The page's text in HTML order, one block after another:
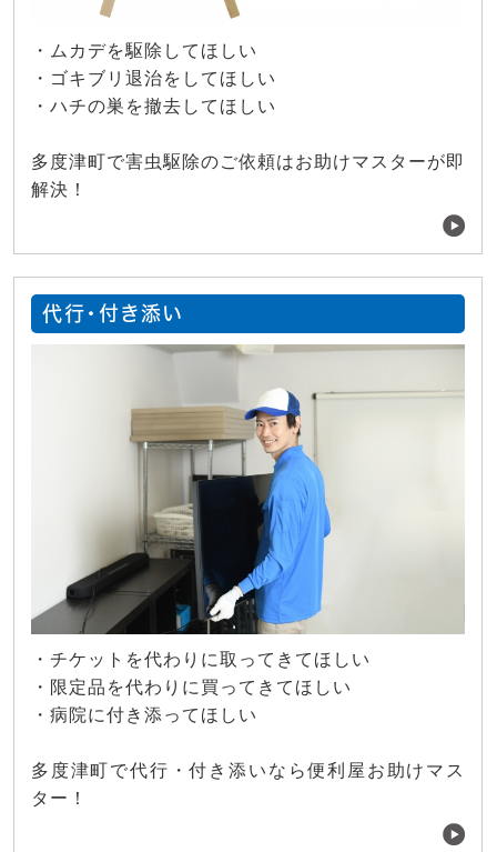
・ムカデを駆除してほしい
・ゴキブリ退治をしてほしい
・ハチの巣を撤去してほしい
多度津町で害虫駆除のご依頼はお助けマスターが即
解決！
代行・付き添い
・チケットを代わりに取ってきてほしい
・限定品を代わりに買ってきてほしい
・病院に付き添ってほしい
多度津町で代行・付き添いなら便利屋お助けマス
ター！